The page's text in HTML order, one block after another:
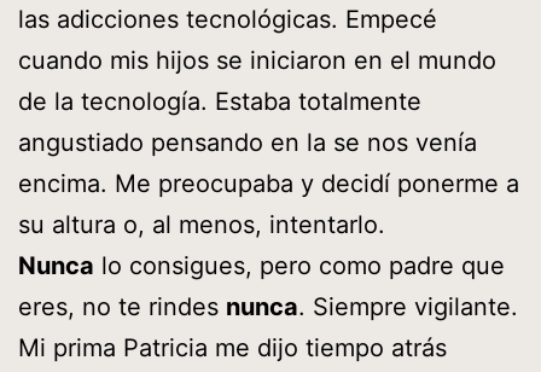
las adicciones tecnológicas. Empecé
cuando mis hijos se iniciaron en el mundo
de la tecnología. Estaba totalmente
angustiado pensando en la se nos venía
encima. Me preocupaba y decidí ponerme a
su altura o, al menos, intentarlo.
Nunca lo consigues, pero como padre que
eres, no te rindes nunca. Siempre vigilante.
Mi prima Patricia me dijo tiempo atrás